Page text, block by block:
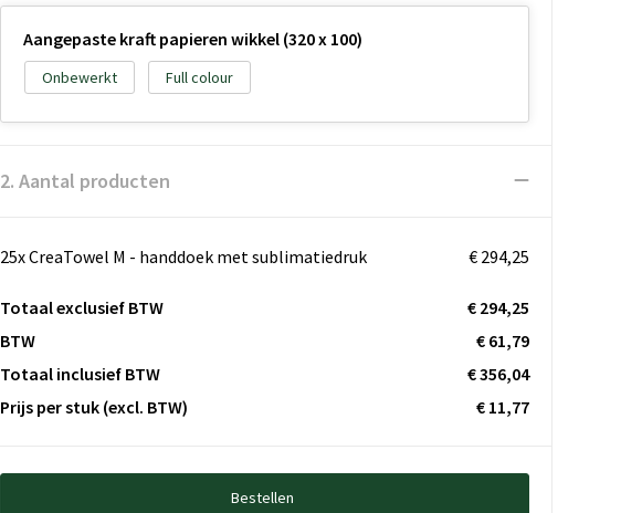
Aangepaste kraft papieren wikkel (320 x 100)
Onbewerkt Full colour
2. Aantal producten
25x CreaTowel M - handdoek met sublimatiedruk € 294,25
Totaal exclusief BTW
€ 294,25
BTW
€ 61,79
Totaal inclusief BTW
€ 356,04
Prijs per stuk (excl. BTW) € 11,77
Bestellen